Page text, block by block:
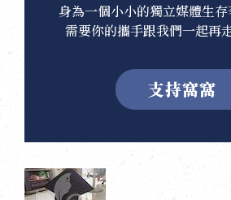
身為一個小小的獨立媒體生存
需要你的攜手跟我們一起再
支持窩窩